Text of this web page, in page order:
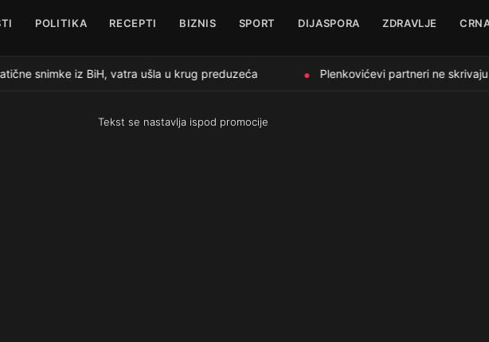
POLITIKA RECEPTI BIZNIS SPORT DIJASPORA ZDRAVLJE
snimke iz BiH, vatra ušla u krug preduzeća Plenkovićevi partneri ne
Tekst se nastavlja ispod promocije